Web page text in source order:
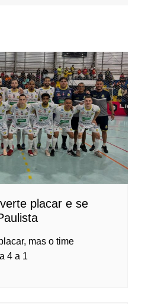
placar e se
mas o time
4 a 1